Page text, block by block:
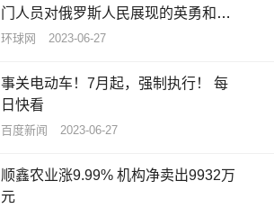
门人员对俄罗斯人民展现的英勇和忠
诚
环球网 2023-06-27
事关电动车！7月起，强制执行！ 每
日快看
百度新闻 2023-06-27
顺鑫农业涨9.99% 机构净卖出9932万
元